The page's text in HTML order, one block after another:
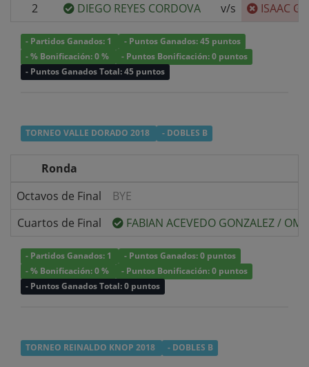
2
DIEGO REYES CORDOVA v/s ISAAC
- Partidos Ganados: 1
- Puntos Ganados: 45 puntos
- % Bonificación: 0 %
- Puntos Bonificación: 0 puntos
- Puntos Ganados Total: 45 puntos
TORNEO VALLE DORADO 2018 - DOBLES B
Ronda
Octavos de Final
BYE
Cuartos de Final
FABIAN ACEVEDO GONZALEZ/
- Partidos Ganados: 1
- Puntos Ganados: 0 puntos
- % Bonificación: 0 %
- Puntos Bonificación: 0 puntos
- Puntos Ganados Total: 0 puntos
TORNEO REINALDO KNOP 2018 - DOBLES B